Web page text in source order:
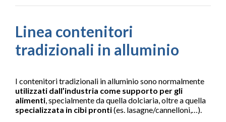
Linea contenitori
tradizionali in alluminio
I contenitori tradizionali in alluminio sono normalmente
utilizzati dall’industria come supporto per gli
alimenti, specialmente da quella dolciaria, oltre a quella
specializzata in cibi pronti(es. lasagne/cannelloni,…).